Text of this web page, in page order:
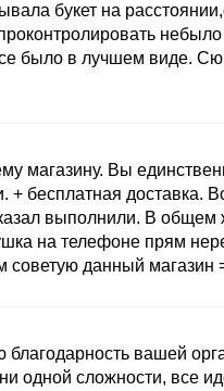
букет на
было в лучшем виде.
магазину. Вы
бесплатная доставка.
выполнили. В общем
на телефоне прям
советую данный магазин
благодарность вашей
одной сложности, все